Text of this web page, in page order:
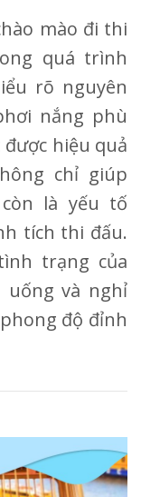
mào đi thi
quá trình
rõ nguyên
nắng phù
hiệu quả
chỉ giúp
là yếu tố
tích thi đấu.
trạng của
uống và nghỉ
độ đỉnh